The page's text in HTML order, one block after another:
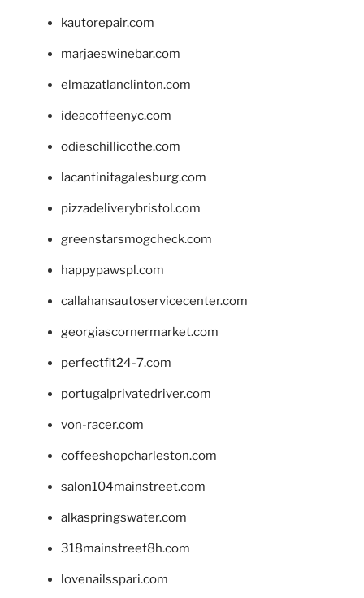
kautorepair.com
marjaeswinebar.com
elmazatlanclinton.com
ideacoffeenyc.com
odieschillicothe.com
lacantinitagalesburg.com
pizzadeliverybristol.com
greenstarsmogcheck.com
happypawspl.com
callahansautoservicecenter.com
georgiascornermarket.com
perfectfit24-7.com
portugalprivatedriver.com
von-racer.com
coffeeshopcharleston.com
salon104mainstreet.com
alkaspringswater.com
318mainstreet8h.com
lovenailsspari.com